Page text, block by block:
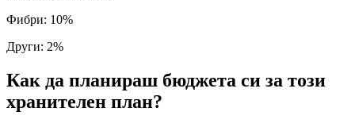
Фибри: 10%
Други: 2%
Как да планираш бюджета си за този
хранителен план?